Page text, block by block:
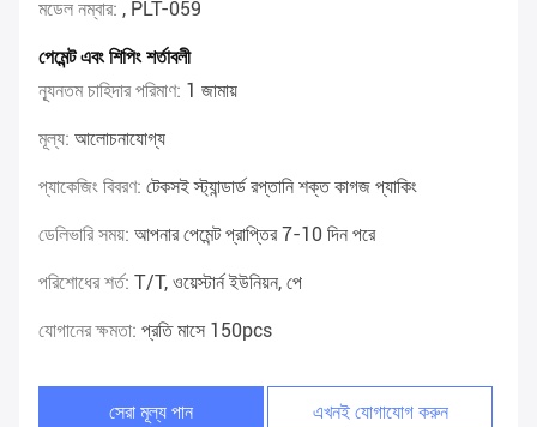
মডেল নম্বার: , PLT-059
পেমেন্ট এবং শিপিং শর্তাবলী
ন্যূনতম চাহিদার পরিমাণ: 1 জামায়
মূল্য: আলোচনাযোগ্য
প্যাকেজিং বিবরণ: টেকসই স্ট্যান্ডার্ড রপ্তানি শক্ত কাগজ প্যাকিং
ডেলিভারি সময়: আপনার পেমেন্ট প্রাপ্তির 7-10 দিন পরে
পরিশোধের শর্ত: T/T, ওয়েস্টার্ন ইউনিয়ন, পে
যোগানের ক্ষমতা: প্রতি মাসে 150pcs
সেরা মূল্য পান এখনই যোগাযোগ করুন